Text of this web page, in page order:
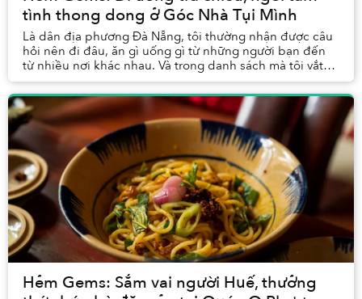
tình thong dong ở Góc Nhà Tụi Mình
Là dân địa phương Đà Nẵng, tôi thường nhận được câu
hỏi nên đi đâu, ăn gì uống gì từ những người bạn đến
từ nhiều nơi khác nhau. Và trong danh sách mà tôi vắt
cạn chất xám để chỉ cho họ, chắc chắn khô...
Hẻm Gems: Sắm vai người Huế, thưởng